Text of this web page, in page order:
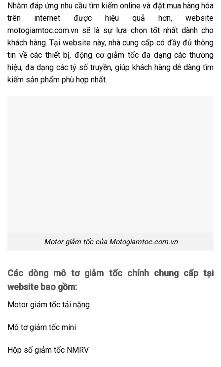
Nhằm đáp ứng nhu cầu tìm kiếm online và đặt mua hàng hóa
trên internet được hiệu quả hơn, website
motogiamtoc.com.vn sẽ là sự lựa chọn tốt nhất dành cho
khách hàng. Tại website này, nhà cung cấp có đầy đủ thông
tin về các thiết bị, động cơ giảm tốc đa dạng các thương
hiệu, đa dạng các tỷ số truyền, giúp khách hàng dễ dàng tìm
kiếm sản phẩm phù hợp nhất.
Motor giảm tốc của Motogiamtoc.com.vn
Các dòng mô tơ giảm tốc chính chung cấp tại
website bao gồm:
Motor giảm tốc tải nặng
Mô tơ giảm tốc mini
Hộp số giảm tốc NMRV